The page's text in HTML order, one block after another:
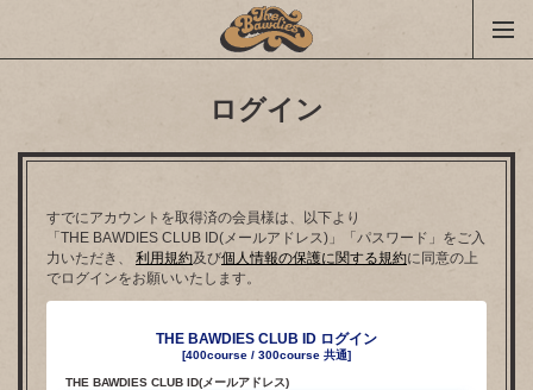
ログイン
すでにアカウントを取得済の会員様は、以下より
「THE BAWDIES CLUB ID(メールアドレス)」「パスワード」をご入
力いただき、
利用規約及び個人情報の保護に関する規約に同意の上
でログインをお願いいたします。
THE BAWDIES CLUB ID ログイン
[400course / 300course 共通]
THE BAWDIES CLUB ID(メールアドレス)